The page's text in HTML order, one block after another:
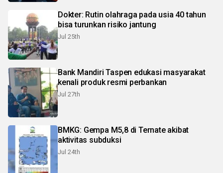
Dokter: Rutin olahraga pada usia 40 tahun
bisa turunkan risiko jantung
Jul 25th
Bank Mandiri Taspen edukasi masyarakat
kenali produk resmi perbankan
Jul 27th
BMKG: Gempa M5,8 di Ternate akibat
aktivitas subduksi
Jul 24th